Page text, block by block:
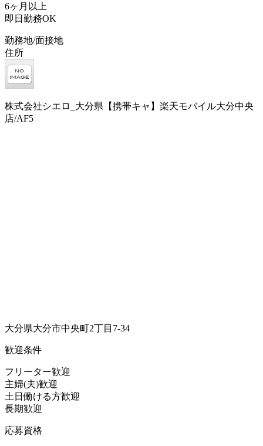
6ヶ月以上
即日勤務OK
勤務地/面接地
住所
株式会社シエロ_大分県【携帯キャ】楽天モバイル大分中央
店/AF5
大分県大分市中央町2丁目7-34
歓迎条件
フリーター歓迎
主婦(夫)歓迎
土日働ける方歓迎
長期歓迎
応募資格